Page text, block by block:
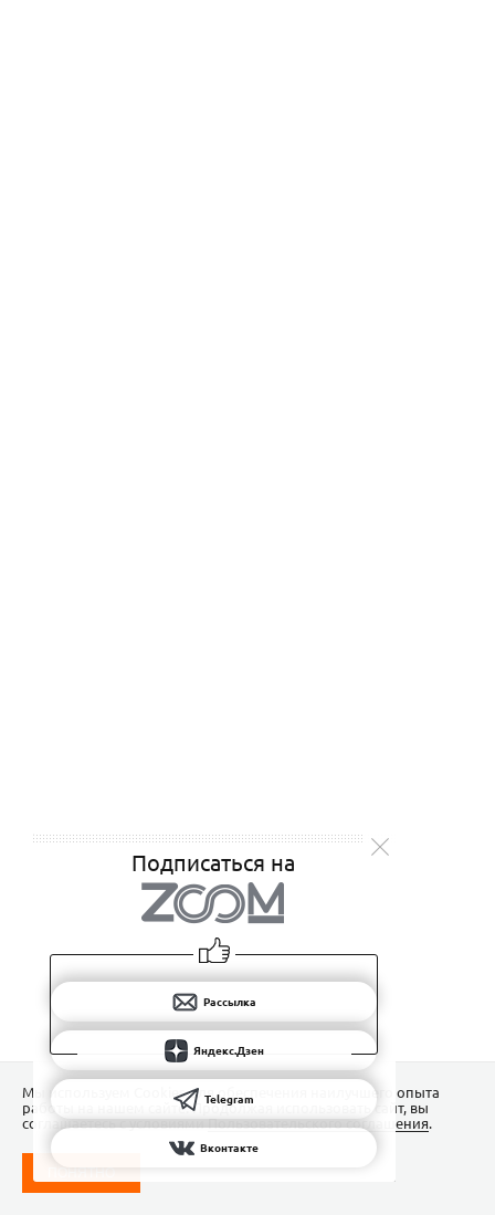
Подписаться на
Рассылка
Яндекс.Дзен
Telegram
Вконтакте
Мы используем Сookies для обеспечения наилучшего опыта
работы на нашем сайте. Продолжая использовать сайт, вы
соглашаетесь с условиямиПользовательского соглашения.
ПОНЯТНО